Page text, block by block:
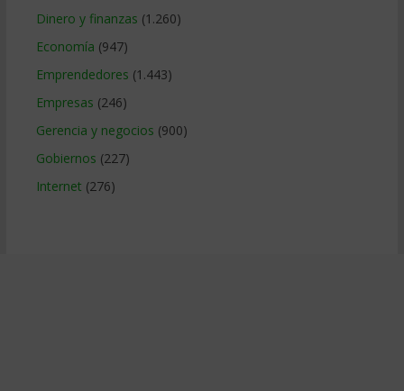
Dinero y finanzas (1.260)
Economía (947)
Emprendedores (1.443)
Empresas (246)
Gerencia y negocios (900)
Gobiernos (227)
Internet (276)